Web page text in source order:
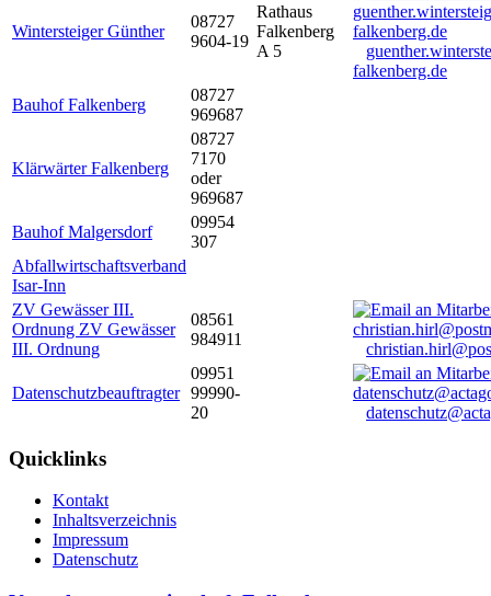
Wintersteiger Günther
08727
9604-19
Rathaus
Falkenberg
A 5
falkenberg.de
Bauhof Falkenberg
08727
969687
Klärwärter Falkenberg
08727
7170
oder
969687
Bauhof Malgersdorf
09954
307
Abfallwirtschaftsverband
Isar-Inn
ZV Gewässer III.
Ordnung ZV Gewässer
III. Ordnung
08561
984911
Datenschutzbeauftragter
09951
99990-
20
Quicklinks
Kontakt
Inhaltsverzeichnis
Impressum
Datenschutz